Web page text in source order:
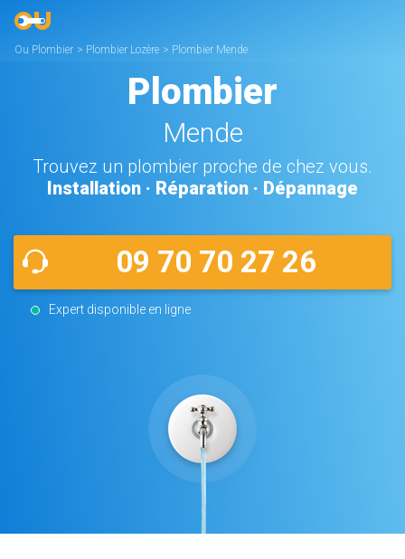
Ou Plombier > Plombier Lozère > Plombier Mende
Plombier
Mende
Trouvez un plombier proche de chez vous.
Installation · Réparation · Dépannage
09 70 70 27 26
Expert disponible en ligne